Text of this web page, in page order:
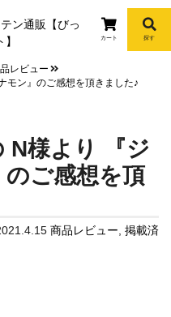
カート 探す
レビュー
ン』のご感想を頂きました♪
N様より 『ジ
ご感想を頂
商品レビュー 掲載済